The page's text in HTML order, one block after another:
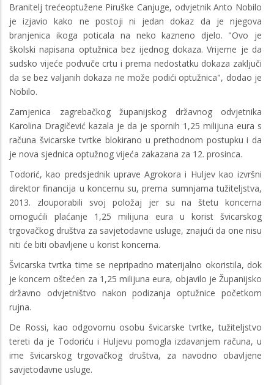
Branitelj trećeoptužene Piruške Canjuge, odvjetnik Anto Nobilo
je izjavio kako ne postoji ni jedan dokaz da je njegova
branjenica ikoga poticala na neko kazneno djelo. "Ovo je
školski napisana optužnica bez ijednog dokaza. Vrijeme je da
sudsko vijeće podvuče crtu i prema nedostatku dokaza zaključi
da se bez valjanih dokaza ne može podići optužnica", dodao je
Nobilo.
Zamjenica zagrebačkog županijskog državnog odvjetnika
Karolina Dragičević kazala je da je spornih 1,25 milijuna eura s
računa švicarske tvrtke blokirano u prethodnom postupku i da
je nova sjednica optužnog vijeća zakazana za 12. prosinca.
Todorić, kao predsjednik uprave Agrokora i Huljev kao izvršni
direktor financija u koncernu su, prema sumnjama tužiteljstva,
2013. zlouporabili svoj položaj jer su na štetu koncerna
omogućili plaćanje 1,25 milijuna eura u korist švicarskog
trgovačkog društva za savjetodavne usluge, znajući da one nisu
niti će biti obavljene u korist koncerna.
Švicarska tvrtka time se nepripadno materijalno okoristila, dok
je koncern oštećen za 1,25 milijuna eura, objavilo je Županijsko
državno odvjetništvo nakon podizanja optužnice početkom
rujna.
De Rossi, kao odgovornu osobu švicarske tvrtke, tužiteljstvo
tereti da je Todoriću i Huljevu pomogla izdavanjem računa, u
ime švicarskog trgovačkog društva, za navodno obavljene
savjetodavne usluge.